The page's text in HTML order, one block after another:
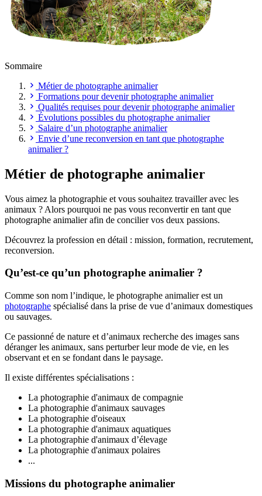
Sommaire
Métier de photographe animalier
Formations pour devenir photographe animalier
Qualités requises pour devenir photographe animalier
Évolutions possibles du photographe animalier
Salaire d’un photographe animalier
Envie d’une reconversion en tant que photographe
animalier ?
Métier de photographe animalier
Vous aimez la photographie et vous souhaitez travailler avec les
animaux ? Alors pourquoi ne pas vous reconvertir en tant que
photographe animalier afin de concilier vos deux passions.
Découvrez la profession en détail : mission, formation, recrutement,
reconversion.
Qu’est-ce qu’un photographe animalier ?
Comme son nom l’indique, le photographe animalier est un
photographe spécialisé dans la prise de vue d’animaux domestiques
ou sauvages.
Ce passionné de nature et d’animaux recherche des images sans
déranger les animaux, sans perturber leur mode de vie, en les
observant et en se fondant dans le paysage.
Il existe différentes spécialisations :
La photographie d'animaux de compagnie
La photographie d'animaux sauvages
La photographie d'oiseaux
La photographie d'animaux aquatiques
La photographie d'animaux d’élevage
La photographie d'animaux polaires
...
Missions du photographe animalier